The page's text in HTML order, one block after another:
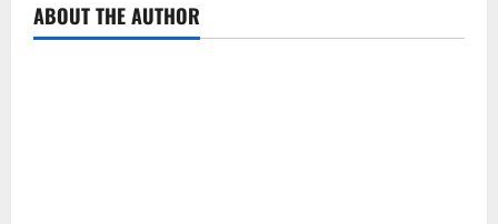
ABOUT THE AUTHOR